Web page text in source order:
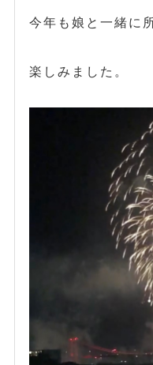
今年も娘と一緒に
楽しみました。